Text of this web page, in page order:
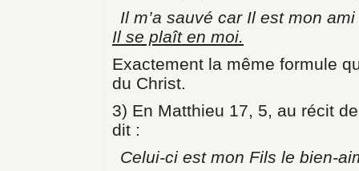
Il m’a sauvé car Il est mon
Il se plaît en moi.
Exactement la même formule
du Christ.
3) En Matthieu 17, 5, au récit
dit :
Celui-ci est mon Fils le bien-